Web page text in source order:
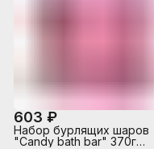
603 ₽
Набор бурлящих шаров
"Candy bath bar" 370г